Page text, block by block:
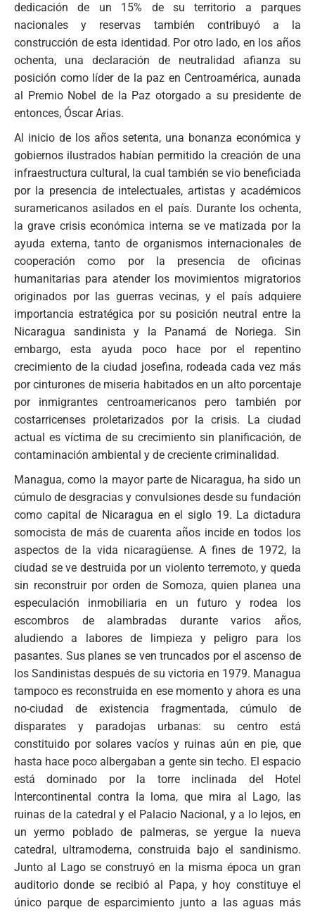
dedicación de un 15% de su territorio a parques
nacionales y reservas también contribuyó a la
construcción de esta identidad. Por otro lado, en los años
ochenta, una declaración de neutralidad afianza su
posición como líder de la paz en Centroamérica, aunada
al Premio Nobel de la Paz otorgado a su presidente de
entonces, Óscar Arias.
Al inicio de los años setenta, una bonanza económica y
gobiernos ilustrados habían permitido la creación de una
infraestructura cultural, la cual también se vio beneficiada
por la presencia de intelectuales, artistas y académicos
suramericanos asilados en el país. Durante los ochenta,
la grave crisis económica interna se ve matizada por la
ayuda externa, tanto de organismos internacionales de
cooperación como por la presencia de oficinas
humanitarias para atender los movimientos migratorios
originados por las guerras vecinas, y el país adquiere
importancia estratégica por su posición neutral entre la
Nicaragua sandinista y la Panamá de Noriega. Sin
embargo, esta ayuda poco hace por el repentino
crecimiento de la ciudad josefina, rodeada cada vez más
por cinturones de miseria habitados en un alto porcentaje
por inmigrantes centroamericanos pero también por
costarricenses proletarizados por la crisis. La ciudad
actual es víctima de su crecimiento sin planificación, de
contaminación ambiental y de creciente criminalidad.
Managua, como la mayor parte de Nicaragua, ha sido un
cúmulo de desgracias y convulsiones desde su fundación
como capital de Nicaragua en el siglo 19. La dictadura
somocista de más de cuarenta años incide en todos los
aspectos de la vida nicaragüense. A fines de 1972, la
ciudad se ve destruida por un violento terremoto, y queda
sin reconstruir por orden de Somoza, quien planea una
especulación inmobiliaria en un futuro y rodea los
escombros de alambradas durante varios años,
aludiendo a labores de limpieza y peligro para los
pasantes. Sus planes se ven truncados por el ascenso de
los Sandinistas después de su victoria en 1979. Managua
tampoco es reconstruida en ese momento y ahora es una
no-ciudad de existencia fragmentada, cúmulo de
disparates y paradojas urbanas: su centro está
constituido por solares vacíos y ruinas aún en pie, que
hasta hace poco albergaban a gente sin techo. El espacio
está dominado por la torre inclinada del Hotel
Intercontinental contra la loma, que mira al Lago, las
ruinas de la catedral y el Palacio Nacional, y a lo lejos, en
un yermo poblado de palmeras, se yergue la nueva
catedral, ultramoderna, construida bajo el sandinismo.
Junto al Lago se construyó en la misma época un gran
auditorio donde se recibió al Papa, y hoy constituye el
único parque de esparcimiento junto a las aguas más